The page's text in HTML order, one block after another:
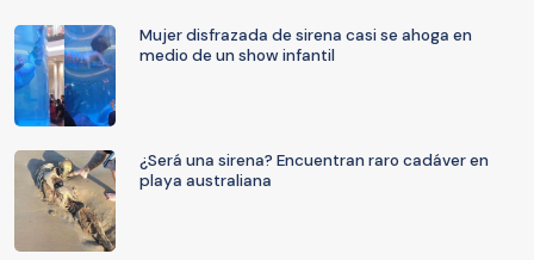
Mujer disfrazada de sirena casi se ahoga en
medio de un show infantil
¿Será una sirena? Encuentran raro cadáver en
playa australiana